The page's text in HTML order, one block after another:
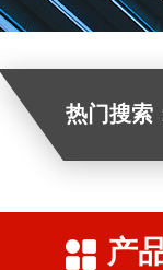
热门搜索
产